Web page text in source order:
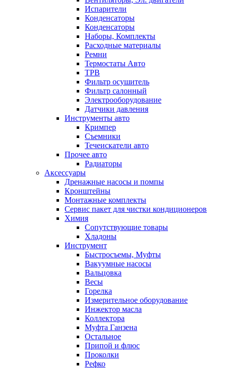
Испарители
Конденсаторы
Конденсаторы
Наборы, Комплекты
Расходные материалы
Ремни
Термостаты Авто
ТРВ
Фильтр осушитель
Фильтр салонный
Электрооборудование
Датчики давления
Инструменты авто
Кримпер
Съемники
Течеискатели авто
Прочее авто
Радиаторы
Аксессуары
Дренажные насосы и помпы
Кронштейны
Монтажные комплекты
Сервис пакет для чистки кондиционеров
Химия
Сопутствующие товары
Хладоны
Инструмент
Быстросъемы, Муфты
Вакуумные насосы
Вальцовка
Весы
Горелка
Измерительное оборудование
Инжектор масла
Коллектора
Муфта Ганзена
Остальное
Припой и флюс
Проколки
Рефко